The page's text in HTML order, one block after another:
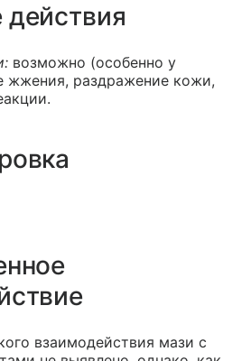
возможно (особенно у
жжения, раздражение кожи,
взаимодействия мази с